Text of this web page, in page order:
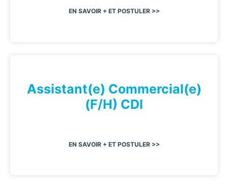
EN SAVOIR + ET POSTULER >>
Assistant(e) Commercial(e)
(F/H) CDI
EN SAVOIR + ET POSTULER >>